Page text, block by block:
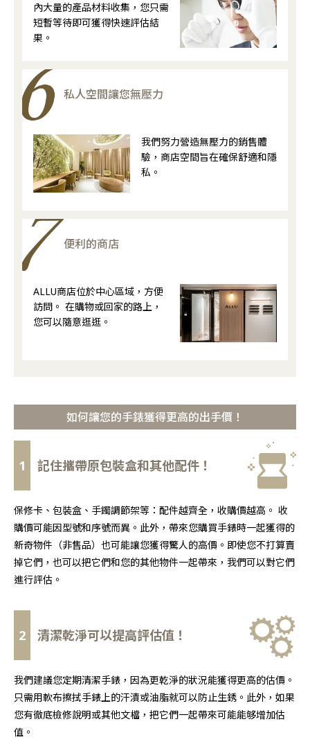
內大量的產品材料收集，您只需
短暫等待即可獲得快速評估結
果。
私人空間讓您無壓力
我們努力營造無壓力的銷售體
驗，商店空間旨在確保舒適和隱
私。
便利的商店
ALLU商店位於中心區域，方便
訪問。 在購物或回家的路上，
您可以隨意逛逛。
如何讓您的手錶獲得更高的出手價！
1 記住攜帶原包裝盒和其他配件！
保修卡、包裝盒、手鐲調節架等：配件越齊全，收購價越高。 收
購價可能因型號和序號而異。此外，帶來您購買手錶時一起獲得的
新奇物件（非售品）也可能讓您獲得驚人的高價。即使您不打算賣
掉它們，也可以把它們和您的其他物件一起帶來，我們可以對它們
進行評估。
2 清潔乾淨可以提高評估值！
我們建議您定期清潔手錶，因為更乾淨的狀況能獲得更高的估價。
只需用軟布擦拭手錶上的汗漬或油脂就可以防止生銹。此外，如果
您有徹底檢修說明或其他文檔，把它們一起帶來可能能够增加估
值。